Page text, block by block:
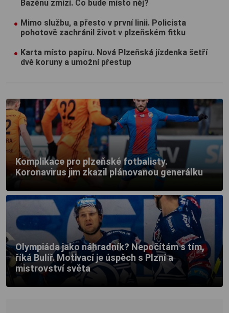
Bazénu zmizí. Co bude místo něj?
Mimo službu, a přesto v první linii. Policista
pohotově zachránil život v plzeňském fitku
Karta místo papíru. Nová Plzeňská jízdenka šetří
dvě koruny a umožní přestup
Komplikace pro plzeňské fotbalisty.
Koronavirus jim zkazil plánovanou generálku
Olympiáda jako náhradník? Nepočítám s tím,
říká Bulíř. Motivací je úspěch s Plzní a
mistrovství světa